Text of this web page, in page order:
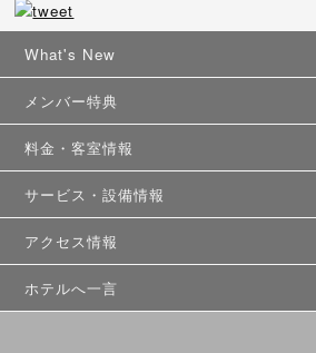
What's New
メンバー特典
料金・客室情報
サービス・設備情報
アクセス情報
ホテルへ一言